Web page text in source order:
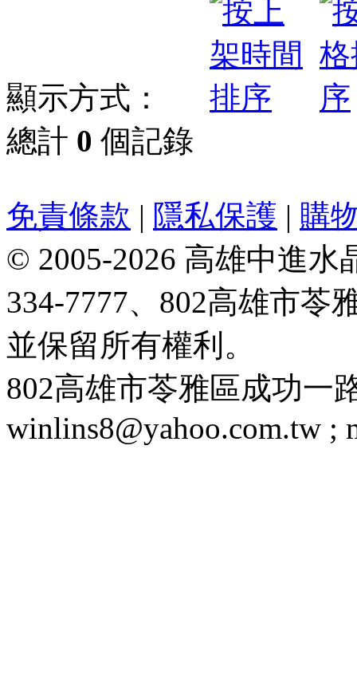
顯示方式：
總計 0 個記錄
免責條款 | 隱私保護 | 購
© 2005-2026 高雄中進水
334-7777、802高雄市苓
並保留所有權利。
802高雄市苓雅區成功一
winlins8@yahoo.com.tw ;